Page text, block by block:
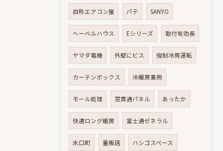
自称エアコン屋 パテ SANYO
へーベルハウス Eシリーズ 取付有効長
ヤマダ電機 外壁にビス 強制冷房運転
カーテンボックス 冷暖房兼用
モール処理 窓貫通パネル あったか
快適ロング暖房 富士通ゼネラル
水口町 量販店 ハシゴスペース